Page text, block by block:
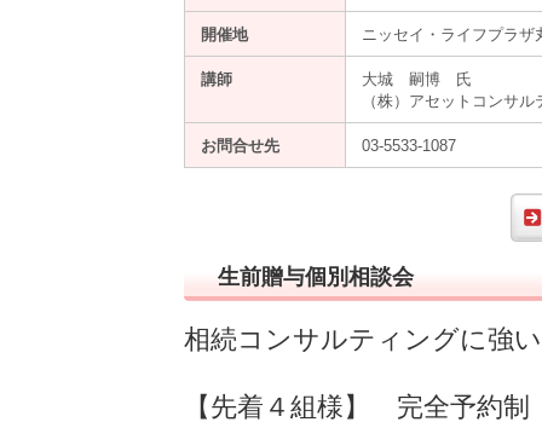
開催地 ニッセイ・ライフプラ
講師
大城 嗣博 氏
（株）アセットコンサ
お問合せ先 03-5533-1087
生前贈与個別相談会
相続コンサルティングに強
【先着４組様】 完全予約